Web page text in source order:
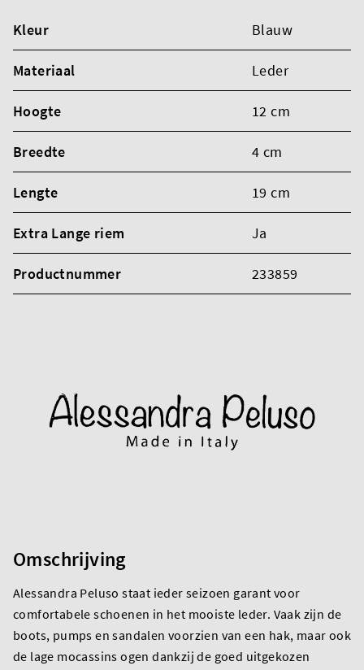
Kleur Blauw
Materiaal Leder
Hoogte 12 cm
Breedte 4 cm
Lengte 19 cm
Extra Lange riem Ja
Productnummer 233859
Omschrijving
Alessandra Peluso staat ieder seizoen garant voor
comfortabele schoenen in het mooiste leder. Vaak zijn de
boots, pumps en sandalen voorzien van een hak, maar ook
de lage mocassins ogen dankzij de goed uitgekozen